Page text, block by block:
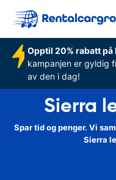
Opptil 20% rabatt
kampanjen er gyldig
av den i dag!
Sierra
Spar tid og penger. Vi
Sierra